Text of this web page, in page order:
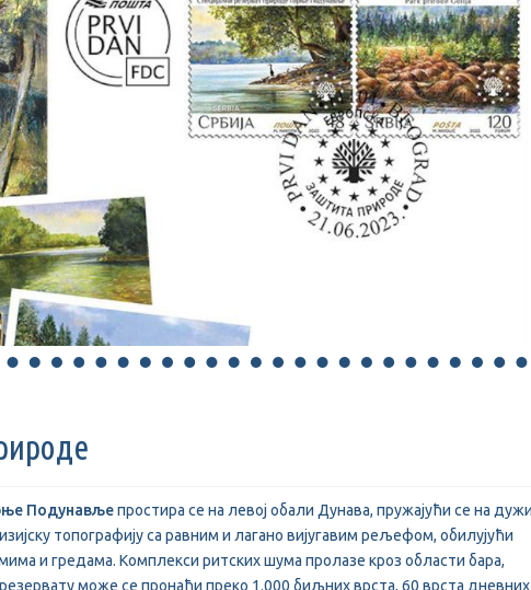
Подунављепростира се на левој обали Дунава, пружајући се на
топографију са равним и лагано вијугавим рељефом, обилујући
и гредама. Комплекси ритских шума пролазе кроз области бара,
може се пронаћи преко 1.000 биљних врста, 60 врста дневних